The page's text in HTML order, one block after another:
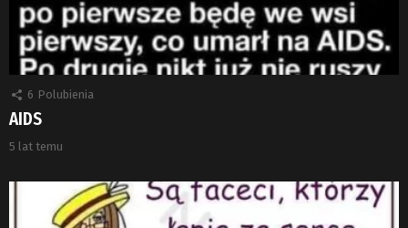
6 Polubienia
AIDS
5 lat temu